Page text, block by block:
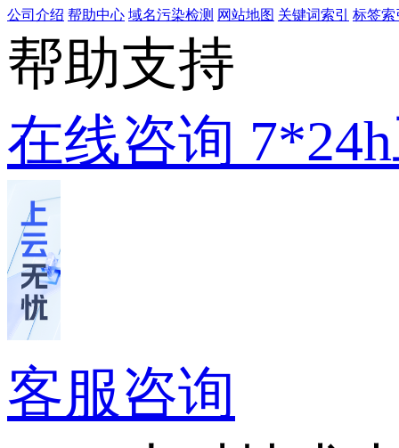
公司介绍 帮助中心 域名污染检测 网站地图 关键词索引 标签索
帮助支持
在线咨询
客服咨询